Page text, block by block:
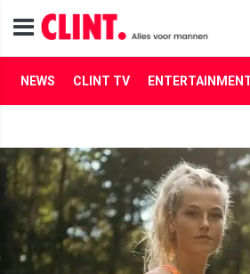
NEWS CLINT TV